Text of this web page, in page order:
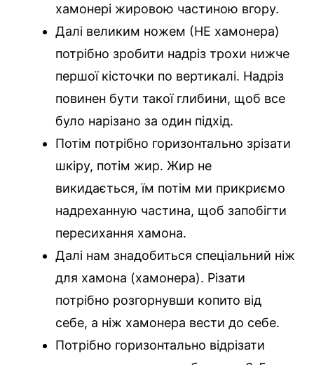
хамонері жировою частиною вгору.
Далі великим ножем (НЕ хамонера)
потрібно зробити надріз трохи нижче
першої кісточки по вертикалі. Надріз
повинен бути такої глибини, щоб все
було нарізано за один підхід.
Потім потрібно горизонтально зрізати
шкіру, потім жир. Жир не
викидається, їм потім ми прикриємо
надреханную частина, щоб запобігти
пересихання хамона.
Далі нам знадобиться спеціальний ніж
для хамона (хамонера). Різати
потрібно розгорнувши копито від
себе, а ніж хамонера вести до себе.
Потрібно горизонтально відрізати